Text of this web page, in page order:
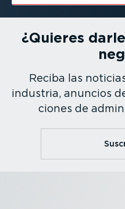
¿Quieres
Reciba las
industria, anuncios
ciones de